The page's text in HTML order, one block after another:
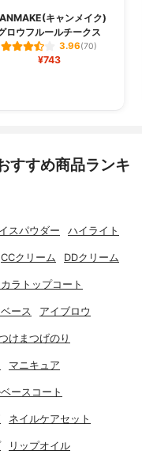
キャンメイク)
ロウフルールチークス
3.96(70)
¥743
すすめ商品ランキ
スパウダー ハイライト
CCクリーム DDクリーム
ラトップコート
ース アイブロウ
けまつげのり
マニキュア
ースコート
ネイルケアセット
リップオイル